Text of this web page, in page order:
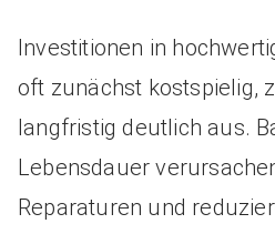
Investitionen in
oft zunächst kostspielig,
langfristig deutlich aus.
Lebensdauer
Reparaturen und